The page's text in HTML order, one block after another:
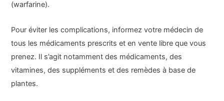
(warfarine).
Pour éviter les complications, informez votre médecin de
tous les médicaments prescrits et en vente libre que vous
prenez. Il s’agit notamment des médicaments, des
vitamines, des suppléments et des remèdes à base de
plantes.